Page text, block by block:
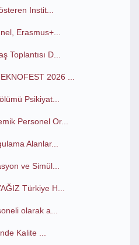
Instit...
Erasmus+...
Toplantısı D...
2026 ...
Psikiyat...
Personel Or...
Alanlar...
ve Simül...
Türkiye H...
olarak a...
Kalite ...